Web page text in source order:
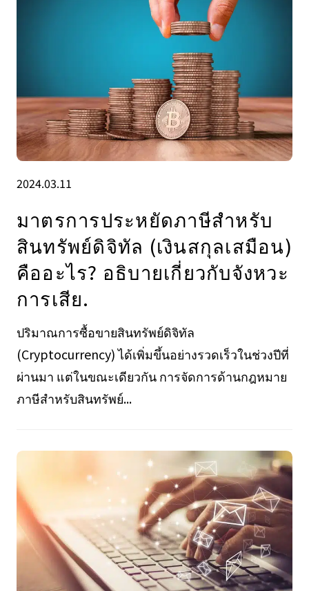
2024.03.11
มาตรการประหยัดภาษีสําหรับ
สินทรัพย์ดิจิทัล (เงินสกุลเสมือน)
คืออะไร? อธิบายเกี่ยวกับจังหวะ
การเสีย.
ปริมาณการซื้อขายสินทรัพย์ดิจิทัล
(Cryptocurrency) ได้เพิ่มขึ้นอย่างรวดเร็วในช่วงปีที่
ผ่านมา แต่ในขณะเดียวกัน การจัดการด้านกฎหมาย
ภาษีสำหรับสินทรัพย์...